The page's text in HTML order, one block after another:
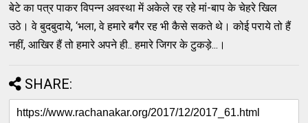
बेटे का पत्र पाकर विपन्न अवस्था में अकेले रह रहे मां-बाप के चेहरे खिल
उठे। वे बुदबुदाये, ‘भला, वे हमारे बगैर रह भी कैसे सकते थे। कोई पराये तो हैं
नहीं, आखिर हैं तो हमारे अपने ही.. हमारे जिगर के टुकड़े...।
SHARE: